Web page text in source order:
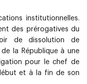
institutionnelles.
des prérogatives du
de dissolution de
la République à une
pour le chef de
et à la fin de son